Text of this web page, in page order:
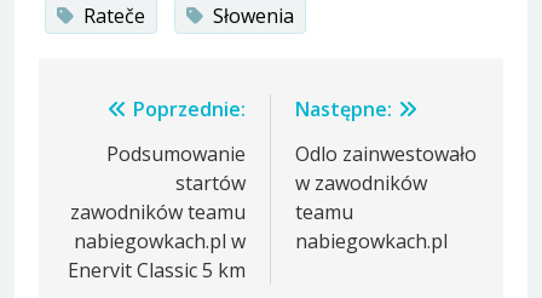
Rateče
Słowenia
Nawigacja
wpisu
Poprzednie:
Podsumowanie
startów
zawodników teamu
nabiegowkach.pl w
Enervit Classic 5 km
Następne:
Odlo zainwestowało
w zawodników
teamu
nabiegowkach.pl